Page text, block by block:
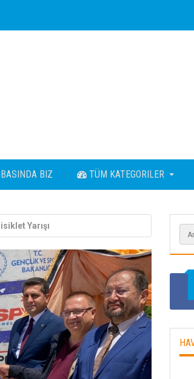
BASINDA BIZ TÜM KATEGORILER
Yarışı